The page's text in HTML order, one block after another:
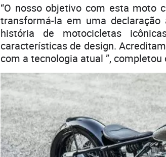
“O nosso objetivo com esta moto
transformá-la em uma
história de motocicletas
características de design.
com a tecnologia atual ”, completou